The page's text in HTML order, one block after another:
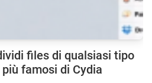
files di qualsiasi tipo
famosi di Cydia